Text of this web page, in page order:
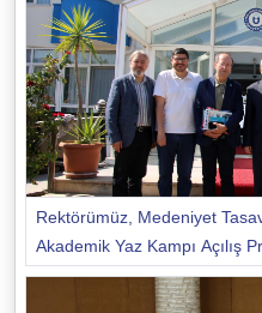
Rektörümüz, Medeniyet
Akademik Yaz Kampı Açılış